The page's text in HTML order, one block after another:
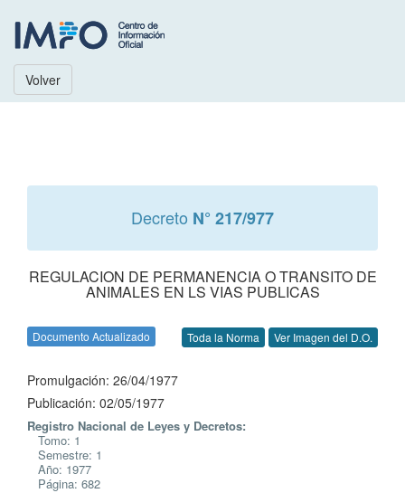
Volver
Decreto N° 217/977
REGULACION DE PERMANENCIA O TRANSITO DE
ANIMALES EN LS VIAS PUBLICAS
Documento Actualizado Toda la Norma Ver Imagen del D.O.
Promulgación: 26/04/1977
Publicación: 02/05/1977
Registro Nacional de Leyes y Decretos:
Tomo: 1
Semestre: 1
Año: 1977
Página: 682